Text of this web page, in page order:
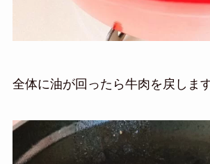
全体に油が回ったら牛肉を戻します